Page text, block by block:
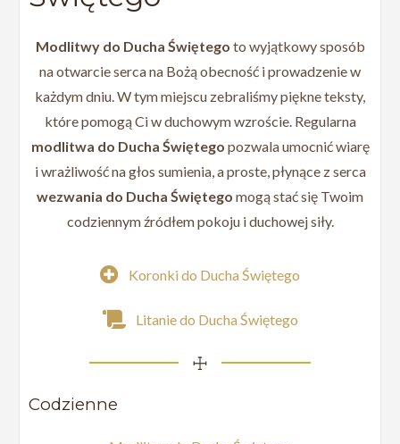
Modlitwy do Ducha Świętego to wyjątkowy sposób
na otwarcie serca na Bożą obecność i prowadzenie w
każdym dniu. W tym miejscu zebraliśmy piękne teksty,
które pomogą Ci w duchowym wzroście. Regularna
modlitwa do Ducha Świętego pozwala umocnić wiarę
i wrażliwość na głos sumienia, a proste, płynące z serca
wezwania do Ducha Świętego mogą stać się Twoim
codziennym źródłem pokoju i duchowej siły.
Koronki do Ducha Świętego
Litanie do Ducha Świętego
☩
Codzienne